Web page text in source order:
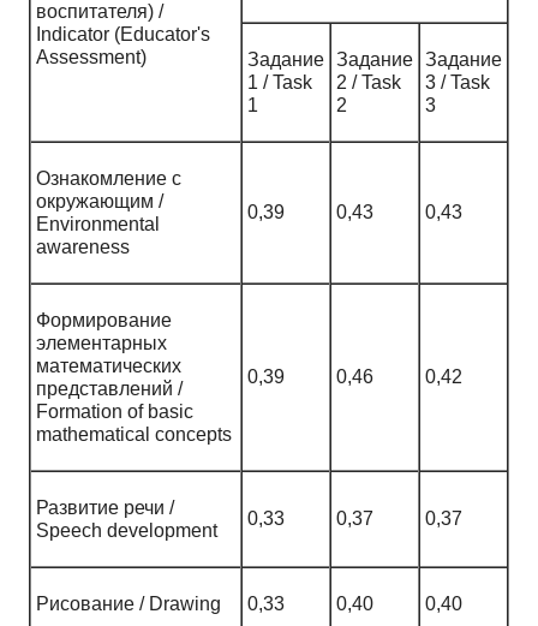
воспитателя) /
Indicator (Educator's
Assessment)
Задание
1 / Task
1
Задание
2 / Task
2
Задание
3 / Task
3
Ознакомление с
окружающим /
Environmental
awareness
0,39 0,43 0,43
Формирование
элементарных
математических
представлений /
Formation of basic
mathematical concepts
0,39 0,46 0,42
Развитие речи /
Speech development
0,33 0,37 0,37
Рисование / Drawing 0,33 0,40 0,40